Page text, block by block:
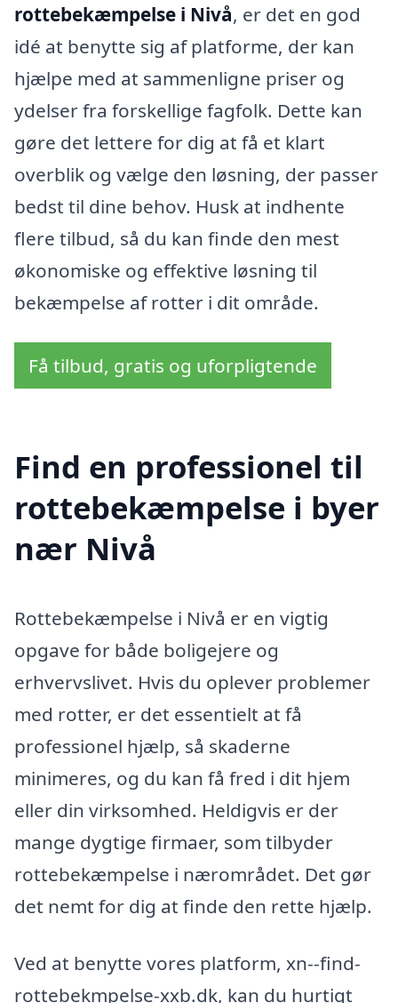
rottebekæmpelse i Nivå, er det en god
idé at benytte sig af platforme, der kan
hjælpe med at sammenligne priser og
ydelser fra forskellige fagfolk. Dette kan
gøre det lettere for dig at få et klart
overblik og vælge den løsning, der passer
bedst til dine behov. Husk at indhente
flere tilbud, så du kan finde den mest
økonomiske og effektive løsning til
bekæmpelse af rotter i dit område.
Få tilbud, gratis og uforpligtende
Find en professionel til
rottebekæmpelse i byer
nær Nivå
Rottebekæmpelse i Nivå er en vigtig
opgave for både boligejere og
erhvervslivet. Hvis du oplever problemer
med rotter, er det essentielt at få
professionel hjælp, så skaderne
minimeres, og du kan få fred i dit hjem
eller din virksomhed. Heldigvis er der
mange dygtige firmaer, som tilbyder
rottebekæmpelse i nærområdet. Det gør
det nemt for dig at finde den rette hjælp.
Ved at benytte vores platform, xn--find-
rottebekmpelse-xxb.dk, kan du hurtigt